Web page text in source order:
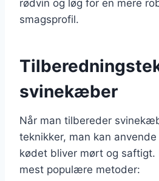
rødvin og løg for en mere
smagsprofil.
svinekæber
Når man tilbereder
teknikker, man kan
kødet bliver mørt og saftigt.
mest populære metoder: